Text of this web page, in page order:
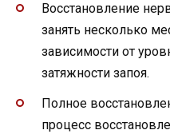
Восстановление
занять несколько
зависимости от
затяжности запоя.
Полное
процесс